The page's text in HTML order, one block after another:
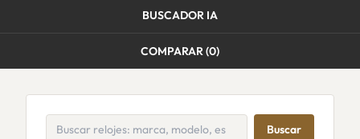
BUSCADOR IA
COMPARAR (0)
Buscar